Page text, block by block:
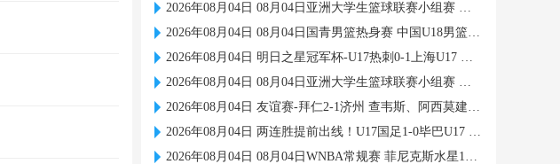
2026年08月04日 08月04日亚洲大学生篮球联赛小组赛 延世大学 82 - 83 北京大学 集锦
2026年08月04日 08月04日国青男篮热身赛 中国U18男篮 94 - 85 加拿大大卫·安篮球学院 集锦
2026年08月04日 明日之星冠军杯-U17热刺0-1上海U17 李文博制胜球
2026年08月04日 08月04日亚洲大学生篮球联赛小组赛 早稻田大学 71 - 86 清华大学 集锦
2026年08月04日 友谊赛-拜仁2-1济州 查韦斯、阿西莫建功马特乌斯彩虹过人送助攻
2026年08月04日 两连胜提前出线！U17国足1-0毕巴U17 程晟涵连场破门赵松源中楣
2026年08月04日 08月04日WNBA常规赛 菲尼克斯水星106-101芝加哥天空 全场集锦